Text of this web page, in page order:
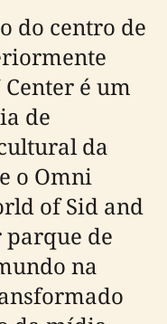
do centro de
é um
de
da
o Omni
of Sid and
de
na